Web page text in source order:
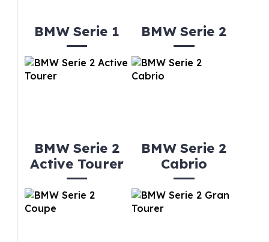
BMW Serie 1 BMW Serie 2
BMW Serie 2
Active Tourer
BMW Serie 2
Cabrio